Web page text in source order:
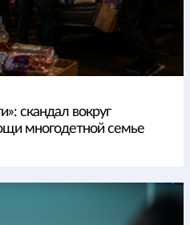
скандал вокруг
многодетной семье